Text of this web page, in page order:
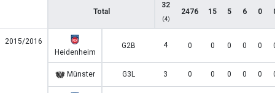
Total
32
(4)
2476 15 5 6 0
2015/2016
Heidenheim
G2B 4 0 0 0 0 0
Münster G3L 3 0 0 0 0 0